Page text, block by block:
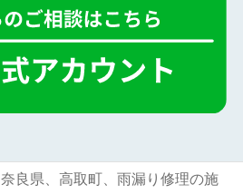
奈良県、高取町、雨漏り修理の施